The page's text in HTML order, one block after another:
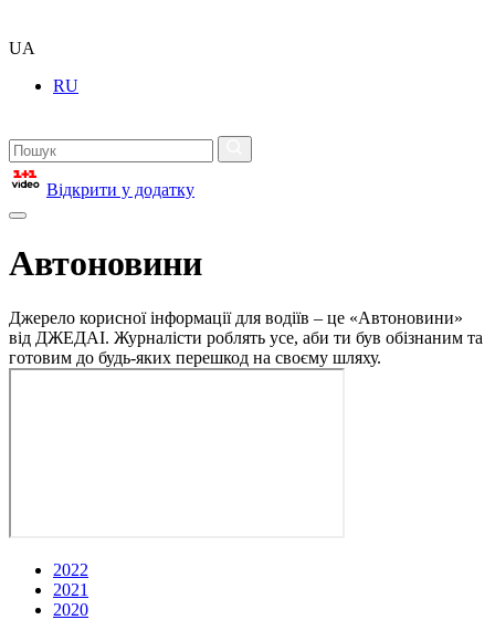
UA
RU
Відкрити у додатку
Автоновини
Джерело корисної інформації для водіїв – це «Автоновини»
від ДЖЕДАІ. Журналісти роблять усе, аби ти був обізнаним та
готовим до будь-яких перешкод на своєму шляху.
2022
2021
2020